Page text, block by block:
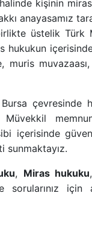
kişinin
anayasamız
üstelik Türk
hukukun
, muris muvazaası,
çevresinde
içerisinde
sunmaktayız.
, Miras hukuku,
sorularınız için